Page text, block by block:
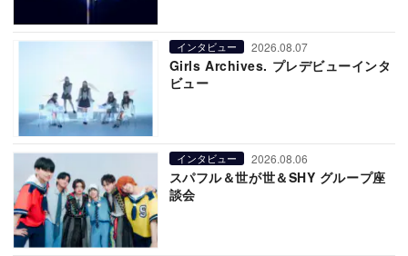
インタビュー 2026.08.07
Girls Archives. プレデビューインタ
ビュー
インタビュー 2026.08.06
スパフル＆世が世＆SHY グループ座
談会